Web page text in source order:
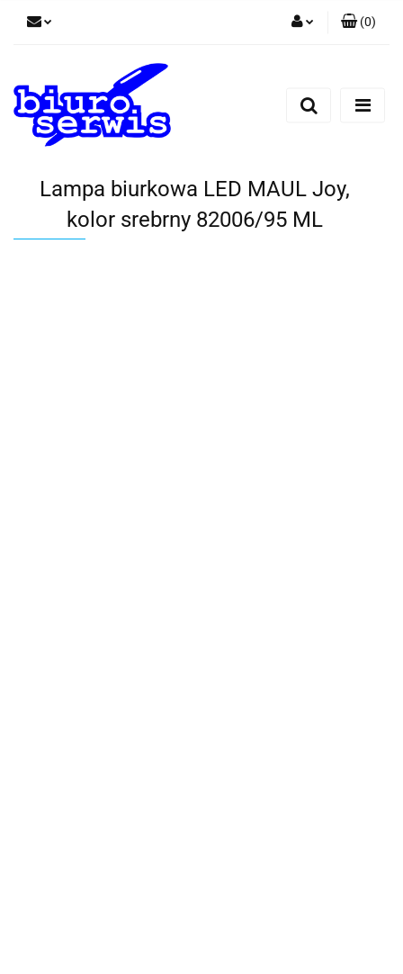
Zarejestruj się
(0)
Lampa biurkowa LED MAUL Joy,
kolor srebrny 82006/95 ML